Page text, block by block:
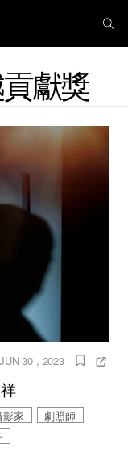
貢獻獎
JUN 30 , 2023
影家
劇照師